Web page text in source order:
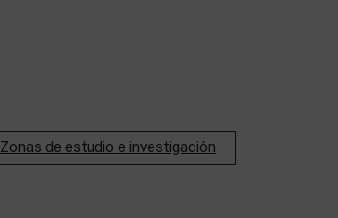
Zonas de estudio e investigación